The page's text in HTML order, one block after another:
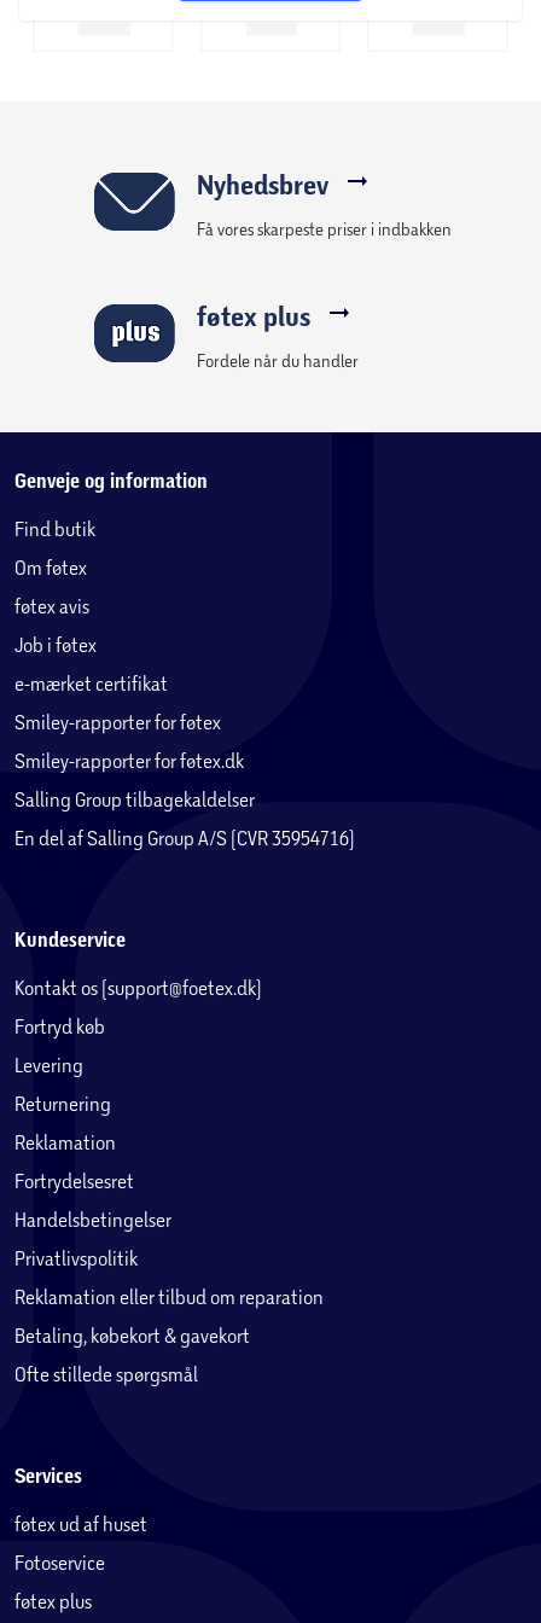
Nyhedsbrev
Få vores skarpeste priser i indbakken
føtex plus
Fordele når du handler
Genveje og information
Find butik
Om føtex
føtex avis
Job i føtex
e-mærket certifikat
Smiley-rapporter for føtex
Smiley-rapporter for føtex.dk
Salling Group tilbagekaldelser
En del af Salling Group A/S (CVR 35954716)
Kundeservice
Kontakt os (support@foetex.dk)
Fortryd køb
Levering
Returnering
Reklamation
Fortrydelsesret
Handelsbetingelser
Privatlivspolitik
Reklamation eller tilbud om reparation
Betaling, købekort & gavekort
Ofte stillede spørgsmål
Services
føtex ud af huset
Fotoservice
føtex plus